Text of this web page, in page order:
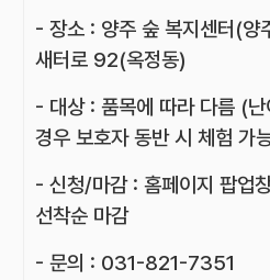
- 장소 : 양주 숲 복지센터(양
새터로 92(옥정동)
- 대상 : 품목에 따라 다름 (
경우 보호자 동반 시 체험 가
- 신청/마감 : 홈페이지 팝업
선착순 마감
- 문의 : 031-821-7351